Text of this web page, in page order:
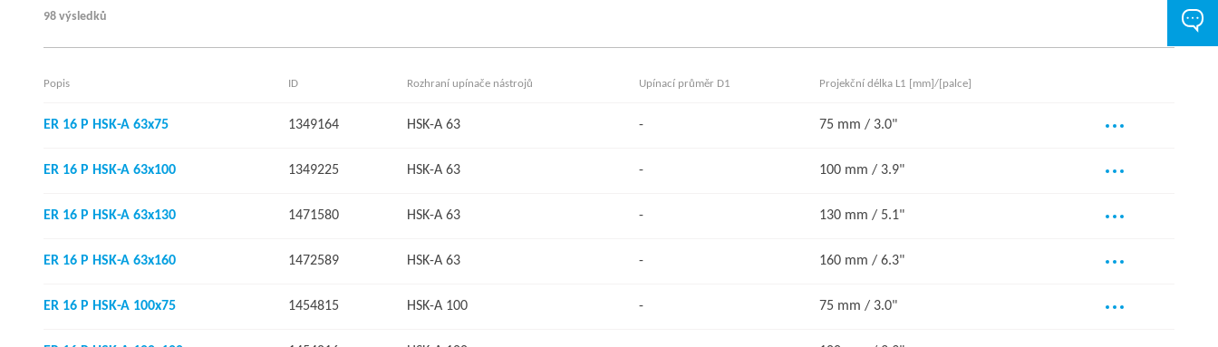
98 výsledků
Popis ID Rozhraní upínače nástrojů Upínací průměr D1 Projekční délka L1 [mm]/[palce]
ER 16 P HSK-A 63x75 1349164 HSK-A 63 - 75 mm / 3.0"
ER 16 P HSK-A 63x100 1349225 HSK-A 63 - 100 mm / 3.9"
ER 16 P HSK-A 63x130 1471580 HSK-A 63 - 130 mm / 5.1"
ER 16 P HSK-A 63x160 1472589 HSK-A 63 - 160 mm / 6.3"
ER 16 P HSK-A 100x75 1454815 HSK-A 100 - 75 mm / 3.0"